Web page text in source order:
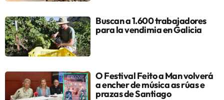
Buscan a 1.600 trabajadores
para la vendimia en Galicia
O Festival Feito a Man volverá
a encher de música as rúas e
prazas de Santiago